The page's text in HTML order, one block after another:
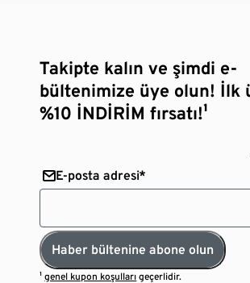
Takipte kalın ve şimdi e-
bültenimize üye olun! İlk
%10 İNDİRİM fırsatı!¹
E-posta adresi*
Haber bültenine abone olun
¹genel kupon koşulları geçerlidir.